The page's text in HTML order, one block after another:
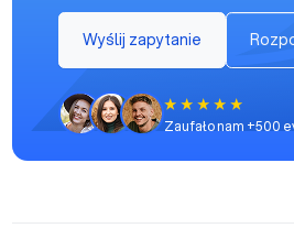
Wyślij zapytanie
Zaufało nam +500